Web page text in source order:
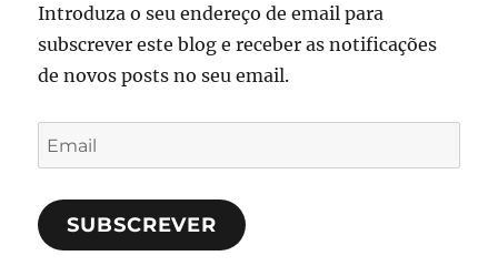
Introduza o seu endereço de email para
subscrever este blog e receber as notificações
de novos posts no seu email.
Email
SUBSCREVER